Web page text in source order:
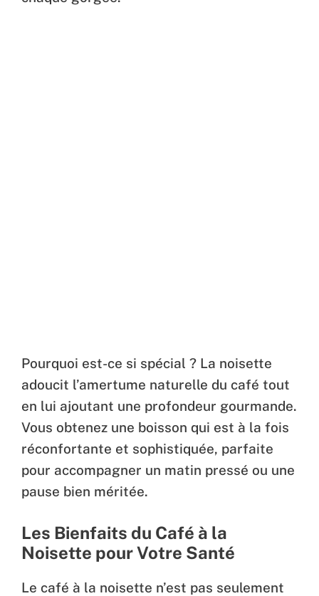
Pourquoi est-ce si spécial ? La noisette
adoucit l’amertume naturelle du café tout
en lui ajoutant une profondeur gourmande.
Vous obtenez une boisson qui est à la fois
réconfortante et sophistiquée, parfaite
pour accompagner un matin pressé ou une
pause bien méritée.
Les Bienfaits du Café à la
Noisette pour Votre Santé
Le café à la noisette n’est pas seulement